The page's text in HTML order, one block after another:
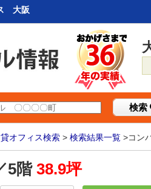
大阪
検索
オフィス検索 > 検索結果一覧 >コン
5階 38.9坪